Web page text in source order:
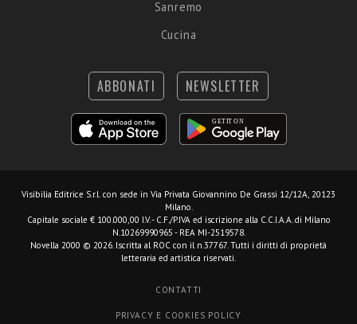
Sanremo
Cucina
ABBONATI NEWSLETTER
Visibilia Editrice S.r.l. con sede in Via Privata Giovannino De Grassi 12/12A, 20123
Milano.
Capitale sociale € 100.000,00 I.V. - C.F./P.IVA ed iscrizione alla C.C.I.A.A. di Milano
N.10269990965 - REA MI-2519578.
Novella 2000 © 2026. Iscritta al ROC con il n.37767. Tutti i diritti di proprietà
letteraria ed artistica riservati.
CONTATTI
PRIVACY E COOKIES POLICY